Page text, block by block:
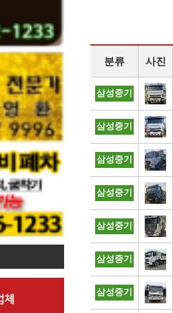
분류 사진
삼성중기
삼성중기
삼성중기
삼성중기
삼성중기
삼성중기
삼성중기